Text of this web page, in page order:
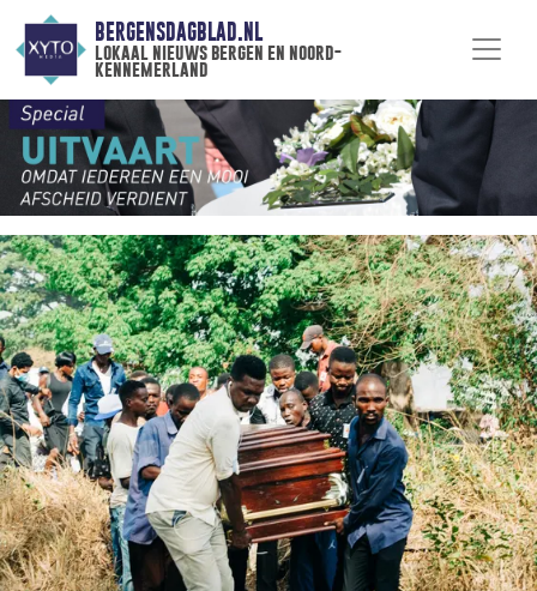
BERGENSDAGBLAD.NL
lokaal nieuws bergen en noord-
kennemerland